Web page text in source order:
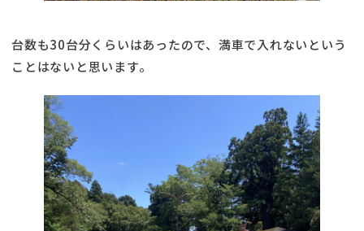
台数も30台分くらいはあったので、満車で入れないという
ことはないと思います。